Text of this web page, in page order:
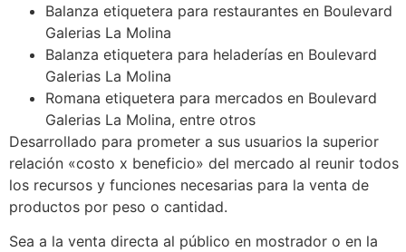
Balanza etiquetera para restaurantes en Boulevard
Galerias La Molina
Balanza etiquetera para heladerías en Boulevard
Galerias La Molina
Romana etiquetera para mercados en Boulevard
Galerias La Molina, entre otros
Desarrollado para prometer a sus usuarios la superior
relación «costo x beneficio» del mercado al reunir todos
los recursos y funciones necesarias para la venta de
productos por peso o cantidad.
Sea a la venta directa al público en mostrador o en la